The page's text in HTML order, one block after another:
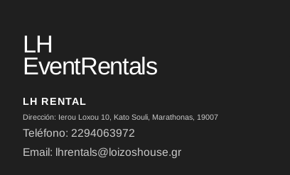
LH
EventRentals
LH RENTAL
Dirección: Ierou Loxou 10, Kato Souli, Marathonas, 19007
Teléfono: 2294063972
Email: lhrentals@loizoshouse.gr